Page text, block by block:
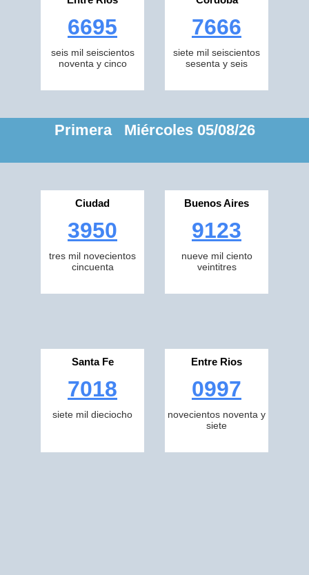
6695
seis mil seiscientos
noventa y cinco
7666
siete mil seiscientos
sesenta y seis
Primera Miércoles 05/08/26
Ciudad
3950
tres mil novecientos
cincuenta
Buenos Aires
9123
nueve mil ciento
veintitres
Santa Fe
7018
siete mil dieciocho
Entre Rios
0997
novecientos noventa y
siete